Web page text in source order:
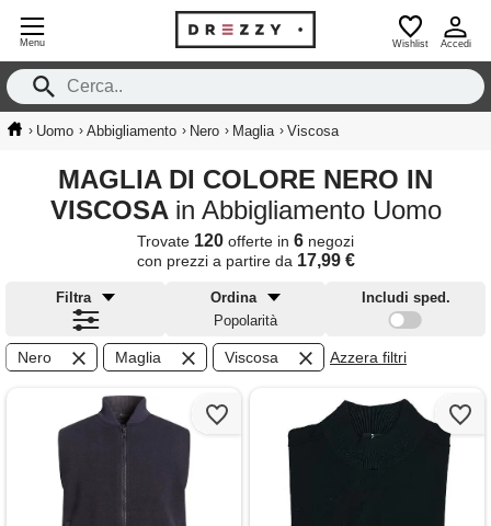
Menu Wishlist Accedi
› Uomo › Abbigliamento › Nero › Maglia › Viscosa
MAGLIA DI COLORE NERO IN
VISCOSA in Abbigliamento Uomo
Trovate 120 offerte in 6 negozi
con prezzi a partire da 17,99 €
Filtra
Ordina
Popolarità
Includi sped.
Nero Maglia Viscosa Azzera filtri